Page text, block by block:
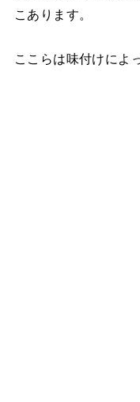
こあります。
ここらは味付けによ